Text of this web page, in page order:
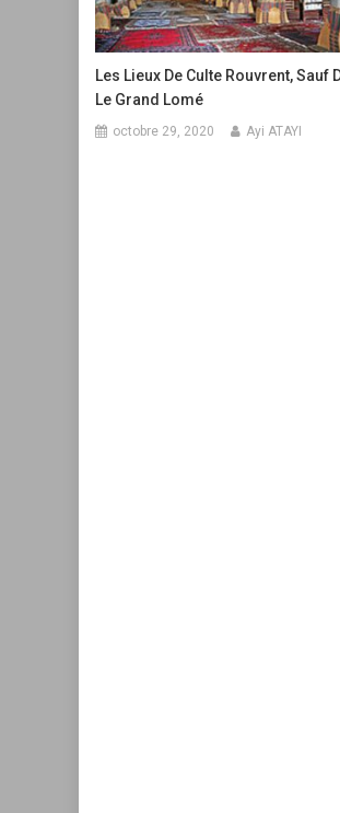
Les Lieux De Culte Rouvrent, Sauf
Le Grand Lomé
octobre 29, 2020 Ayi ATAYI